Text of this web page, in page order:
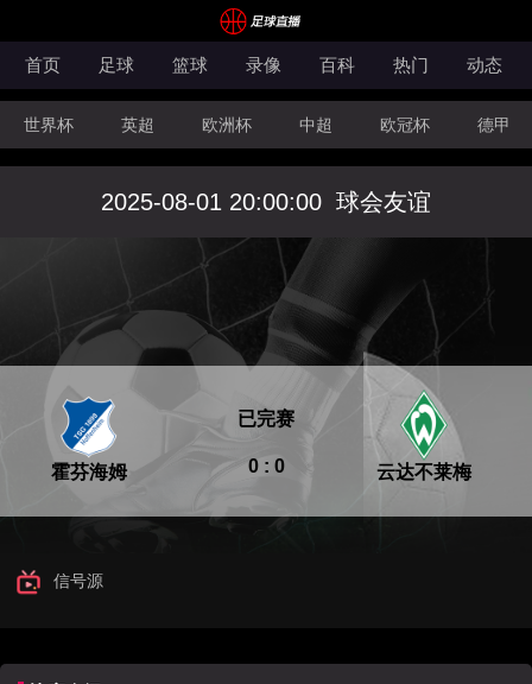
首页 足球 篮球 录像 百科 热门 动态
世界杯 英超 欧洲杯 中超 欧冠杯 德甲
CBA FIBA洲际杯
2025-08-01 20:00:00 球会友谊
霍芬海姆 0 : 0
已完赛
云达不莱梅
信号源